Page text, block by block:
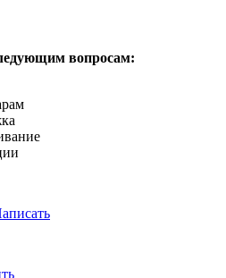
вопросам: